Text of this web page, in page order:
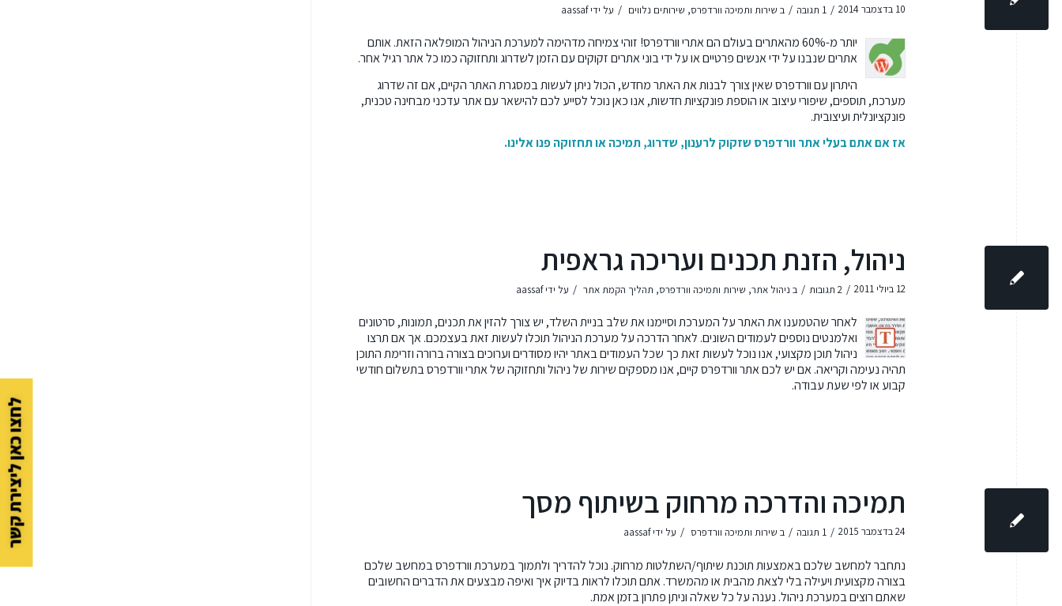
10 בדצמבר 2014 / 1 תגובה / ב שירות ותמיכה וורדפרס, שירותים נלווים / על ידיaassaf
יותר מ-60% מהאתרים בעולם הם אתרי וורדפרס! זוהי צמיחה מדהימה למערכת הניהול המופלאה הזאת. אותם
אתרים שנבנו על ידי אנשים פרטיים או על ידי בוני אתרים זקוקים עם הזמן לשדרוג ותחזוקה כמו כל אתר רגיל אחר.
היתרון עם וורדפרס שאין צורך לבנות את האתר מחדש, הכול ניתן לעשות במסגרת האתר הקיים, אם זה שדרוג
מערכת, תוספים, שיפורי עיצוב או הוספת פונקציות חדשות, אנו כאן נוכל לסייע לכם להישאר עם אתר עדכני מבחינה טכנית,
פונקציונלית ועיצובית.
אז אם אתם בעלי אתר וורדפרס שזקוק לרענון, שדרוג, תמיכה או תחזוקהפנו אלינו.
ניהול, הזנת תכנים ועריכה גראפית
12 ביולי 2011 / 2 תגובות / ב ניהול אתר, שירות ותמיכה וורדפרס, תהליך הקמת אתר / על ידיaassaf
לאחר שהטמענו את האתר על המערכת וסיימנו את שלב בניית השלד, יש צורך להזין את תכנים, תמונות, סרטונים
ואלמנטים נוספים לעמודים השונים. לאחר הדרכה על מערכת הניהול תוכלו לעשות זאת בעצמכם. אך אם תרצו
ניהול תוכן מקצועי, אנו נוכל לעשות זאת כך שכל העמודים באתר יהיו מסודרים וערוכים בצורה ברורה וזרימת התוכן
תהיה נעימה וקריאה. אם יש לכם אתר וורדפרס קיים, אנו מספקים שירות של ניהול ותחזוקה של אתרי וורדפרס בתשלום חודשי
קבוע או לפי שעת עבודה.
תמיכה והדרכה מרחוק בשיתוף מסך
24 בדצמבר 2015 / 1 תגובה / ב שירות ותמיכה וורדפרס / על ידיaassaf
נתחבר למחשב שלכם באמצעות תוכנת שיתוף/השתלטות מרחוק. נוכל להדריך ולתמוך במערכת וורדפרס במחשב שלכם
בצורה מקצועית ויעילה בלי לצאת מהבית או מהמשרד. אתם תוכלו לראות בדיוק איך ואיפה מבצעים את הדברים החשובים
שאתם רוצים במערכת ניהול. נענה על כל שאלה וניתן פתרון בזמן אמת.
לחצו כאן ליצירת קשר